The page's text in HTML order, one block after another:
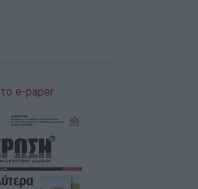
e-paper